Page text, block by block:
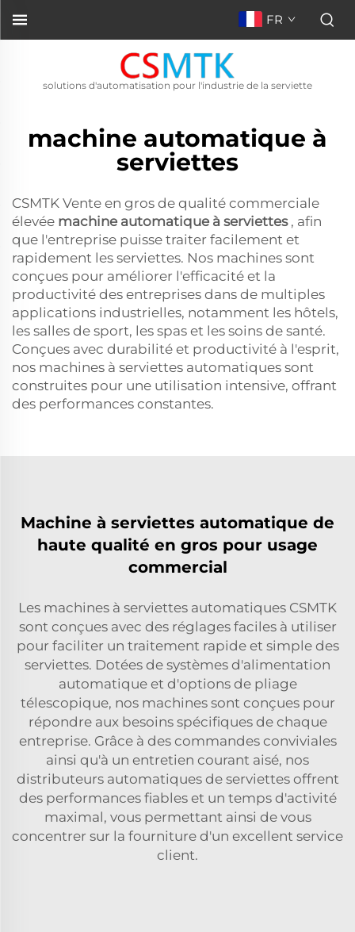
FR
solutions d'automatisation pour l'industrie de la serviette
machine automatique à
serviettes
CSMTK Vente en gros de qualité commerciale
élevée machine automatique à serviettes , afin
que l'entreprise puisse traiter facilement et
rapidement les serviettes. Nos machines sont
conçues pour améliorer l'efficacité et la
productivité des entreprises dans de multiples
applications industrielles, notamment les hôtels,
les salles de sport, les spas et les soins de santé.
Conçues avec durabilité et productivité à l'esprit,
nos machines à serviettes automatiques sont
construites pour une utilisation intensive, offrant
des performances constantes.
Machine à serviettes automatique de
haute qualité en gros pour usage
commercial
Les machines à serviettes automatiques CSMTK
sont conçues avec des réglages faciles à utiliser
pour faciliter un traitement rapide et simple des
serviettes. Dotées de systèmes d'alimentation
automatique et d'options de pliage
télescopique, nos machines sont conçues pour
répondre aux besoins spécifiques de chaque
entreprise. Grâce à des commandes conviviales
ainsi qu'à un entretien courant aisé, nos
distributeurs automatiques de serviettes offrent
des performances fiables et un temps d'activité
maximal, vous permettant ainsi de vous
concentrer sur la fourniture d'un excellent service
client.